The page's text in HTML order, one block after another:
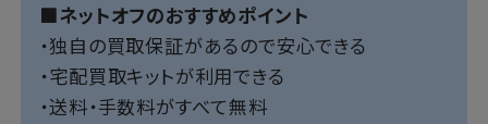
■ネットオフのおすすめポイント
・独自の買取保証があるので安心できる
・宅配買取キットが利用できる
・送料・手数料がすべて無料